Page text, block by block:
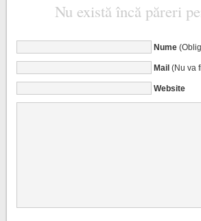
Nu există încă păreri
Nume
Mail(Nu va
Website